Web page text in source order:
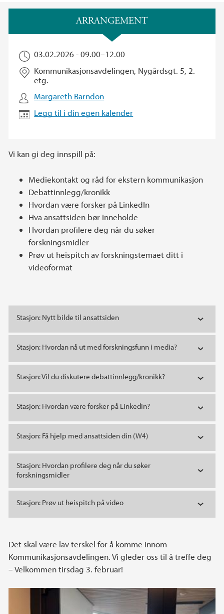
ARRANGEMENT
03.02.2026 -09.00–12.00
Kommunikasjonsavdelingen, Nygårdsgt. 5, 2.
etg.
Margareth Barndon
Legg til i din egen kalender
Vi kan gi deg innspill på:
Mediekontakt og råd for ekstern kommunikasjon
Debattinnlegg/kronikk
Hvordan være forsker på LinkedIn
Hva ansattsiden bør inneholde
Hvordan profilere deg når du søker
forskningsmidler
Prøv ut heispitch av forskningstemaet ditt i
videoformat
Stasjon: Nytt bilde til ansattsiden
Stasjon: Hvordan nå ut med forskningsfunn i media?
Stasjon: Vil du diskutere debattinnlegg/kronikk?
Stasjon: Hvordan være forsker på LinkedIn?
Stasjon: Få hjelp med ansattsiden din (W4)
Stasjon: Hvordan profilere deg når du søker
forskningsmidler
Stasjon: Prøv ut heispitch på video
Det skal være lav terskel for å komme innom
Kommunikasjonsavdelingen. Vi gleder oss til å treffe deg
– Velkommen tirsdag 3. februar!